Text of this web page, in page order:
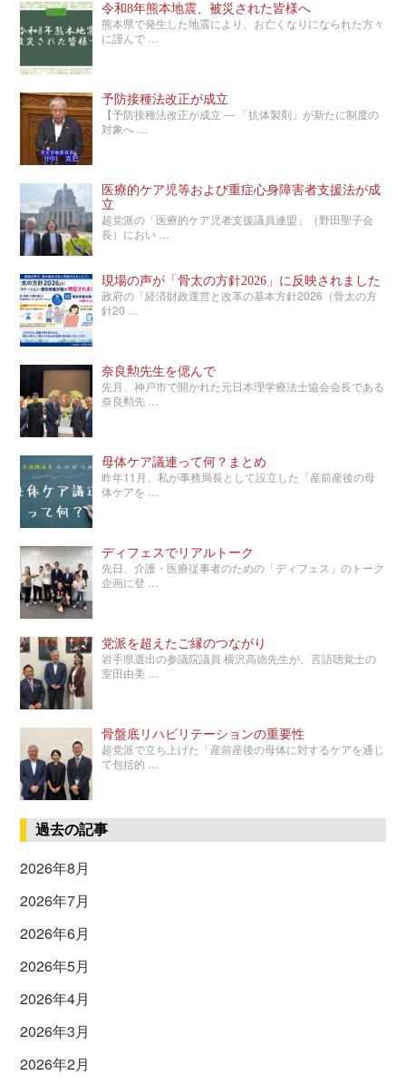
令和8年熊本地震、被災された皆様へ
熊本県で発生した地震により、お亡くなりになられた方々
に謹んで …
予防接種法改正が成立
【予防接種法改正が成立 ― 「抗体製剤」が新たに制度の
対象へ …
医療的ケア児等および重症心身障害者支援法が成
立
超党派の「医療的ケア児者支援議員連盟」（野田聖子会
長）におい …
現場の声が「骨太の方針2026」に反映されました
政府の「経済財政運営と改革の基本方針2026（骨太の方
針20 …
奈良勲先生を偲んで
先月、神戸市で開かれた元日本理学療法士協会会長である
奈良勲先 …
母体ケア議連って何？まとめ
昨年11月、私が事務局長として設立した「産前産後の母
体ケアを …
ディフェスでリアルトーク
先日、介護・医療従事者のための「ディフェス」のトーク
企画に登 …
党派を超えたご縁のつながり
岩手県選出の参議院議員 横沢高徳先生が、言語聴覚士の
室田由美 …
骨盤底リハビリテーションの重要性
超党派で立ち上げた「産前産後の母体に対するケアを通じ
て包括的 …
過去の記事
2026年8月
2026年7月
2026年6月
2026年5月
2026年4月
2026年3月
2026年2月